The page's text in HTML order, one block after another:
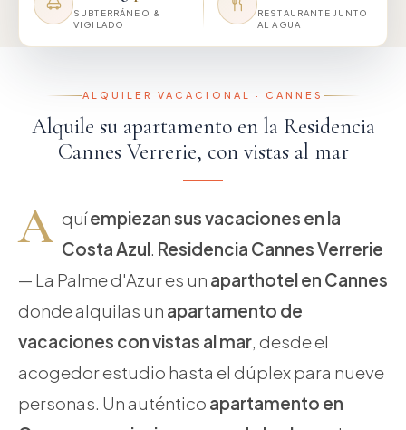
SUBTERRÁNEO &
VIGILADO
RESTAURANTE JUNTO
AL AGUA
ALQUILER VACACIONAL · CANNES
Alquile su apartamento en la Residencia
Cannes Verrerie, con vistas al mar
A quíempiezan sus vacaciones en la
Costa Azul. Residencia Cannes Verrerie
— La Palme d'Azur es un aparthotel en Cannes
donde alquilas un apartamento de
vacaciones con vistas al mar, desde el
acogedor estudio hasta el dúplex para nueve
personas. Un auténtico apartamento en